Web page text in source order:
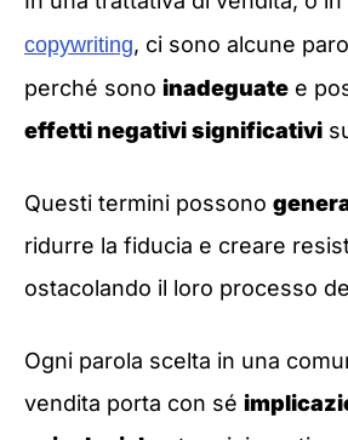
copywriting, ci sono alcune
perché sono inadeguate e
effetti negativi significativi
Questi termini possono
ridurre la fiducia e creare
ostacolando il loro processo
Ogni parola scelta in una
vendita porta con sé